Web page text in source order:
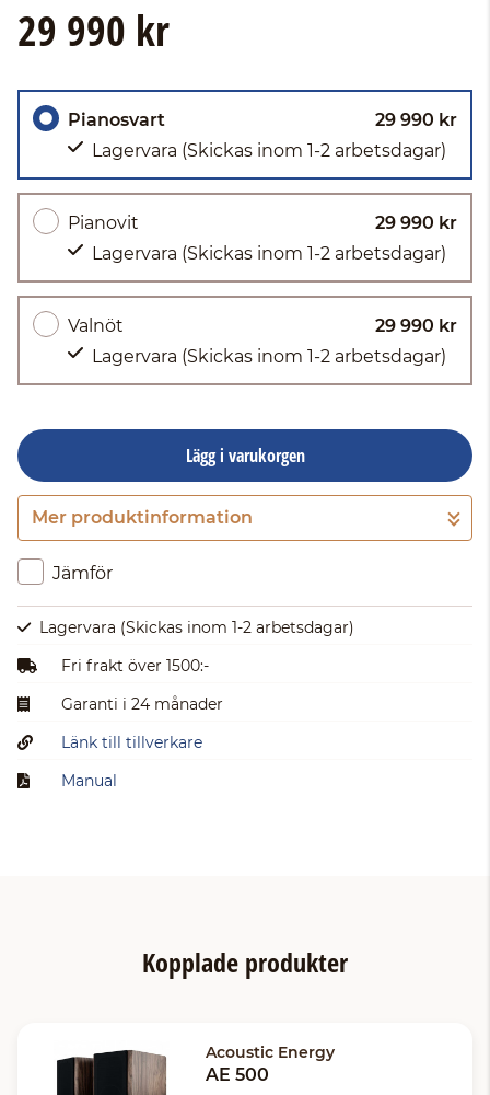
29 990 kr
Pianosvart
29 990 kr
Lagervara (Skickas inom 1-2 arbetsdagar)
Pianovit
29 990 kr
Lagervara (Skickas inom 1-2 arbetsdagar)
Valnöt
29 990 kr
Lagervara (Skickas inom 1-2 arbetsdagar)
Lägg i varukorgen
Gå till kassan
Mer produktinformation
Jämför
Lagervara (Skickas inom 1-2 arbetsdagar)
Fri frakt över 1500:-
Garanti i 24 månader
Länk till tillverkare
Manual
Kopplade produkter
Acoustic Energy
AE 500